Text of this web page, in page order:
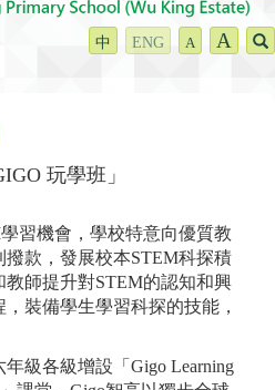
中 ENG A A
玩學班」
習機會，學校特意向優質教
款，發展校本STEM科探積
師提升對STEM的認知和興
裝備學生學習科探的技能，
級各級增設「Gigo Learning